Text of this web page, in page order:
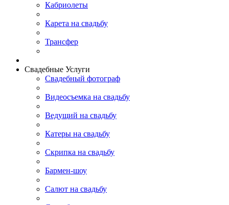
Кабриолеты
Карета на свадьбу
Трансфер
Свадебные Услуги
Свадебный фотограф
Видеосъемка на свадьбу
Ведущий на свадьбу
Катеры на свадьбу
Скрипка на свадьбу
Бармен-шоу
Салют на свадьбу